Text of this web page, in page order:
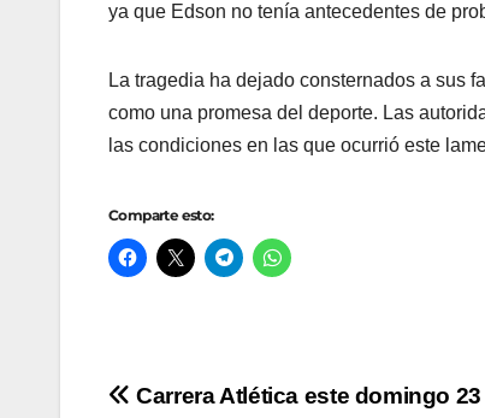
ya que Edson no tenía antecedentes de
La tragedia ha dejado consternados a sus
como una promesa del deporte. Las
las condiciones en las que ocurrió este
Comparte esto:
Navegación
Carrera Atlética este domingo